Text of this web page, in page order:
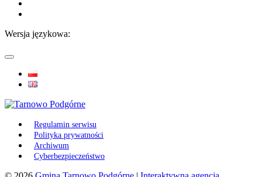
Wersja językowa:
Regulamin serwisu
Polityka prywatności
Archiwum
Cyberbezpieczeństwo